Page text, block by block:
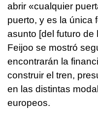
abrir «cualquier
puerto, y es la única
asunto [del futuro de
Feijoo se mostró
encontrarán la
construir el tren,
en las distintas
europeos.